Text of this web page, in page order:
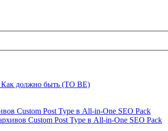
Как должно быть (TO BE)
Custom Post Type в All-in-One SEO Pack
Custom Post Type в All-in-One SEO Pack